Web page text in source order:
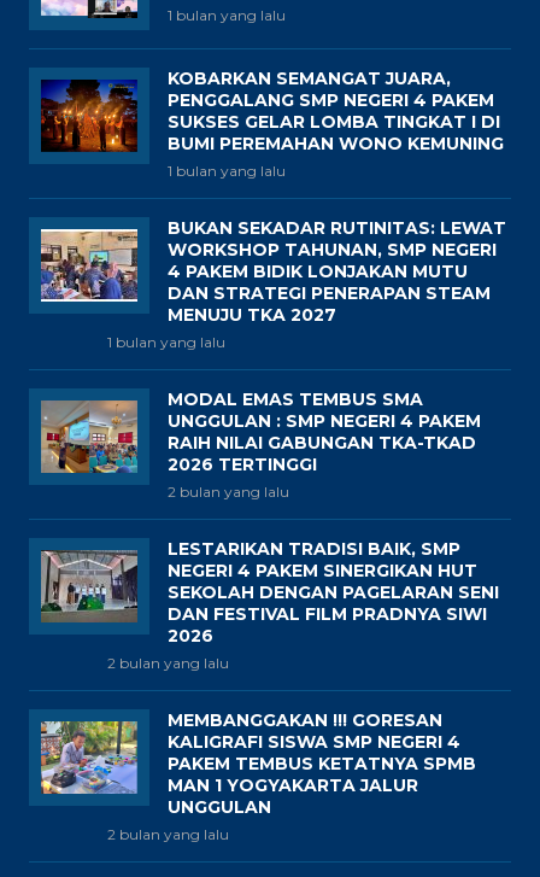
1 bulan yang lalu
KOBARKAN SEMANGAT JUARA,
PENGGALANG SMP NEGERI 4 PAKEM
SUKSES GELAR LOMBA TINGKAT I DI
BUMI PEREMAHAN WONO KEMUNING
1 bulan yang lalu
BUKAN SEKADAR RUTINITAS: LEWAT
WORKSHOP TAHUNAN, SMP NEGERI
4 PAKEM BIDIK LONJAKAN MUTU
DAN STRATEGI PENERAPAN STEAM
MENUJU TKA 2027
1 bulan yang lalu
MODAL EMAS TEMBUS SMA
UNGGULAN : SMP NEGERI 4 PAKEM
RAIH NILAI GABUNGAN TKA-TKAD
2026 TERTINGGI
2 bulan yang lalu
LESTARIKAN TRADISI BAIK, SMP
NEGERI 4 PAKEM SINERGIKAN HUT
SEKOLAH DENGAN PAGELARAN SENI
DAN FESTIVAL FILM PRADNYA SIWI
2026
2 bulan yang lalu
MEMBANGGAKAN !!! GORESAN
KALIGRAFI SISWA SMP NEGERI 4
PAKEM TEMBUS KETATNYA SPMB
MAN 1 YOGYAKARTA JALUR
UNGGULAN
2 bulan yang lalu